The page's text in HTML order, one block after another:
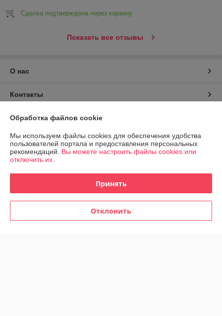
Сделка подтверждена через корзину
Показать все отзывы
О нас
Контакты
Доставка и оплата
График работы
Полная версия сайта
Политика обработки cookies
Сайт создан на платформе Deal.by
Обработка файлов cookie
Мы используем файлы cookies для обеспечения удобства
пользователей портала и предоставления персональных
рекомендаций. Вы можете настроить файлы cookies или
отключить их.
Принять
Отклонить